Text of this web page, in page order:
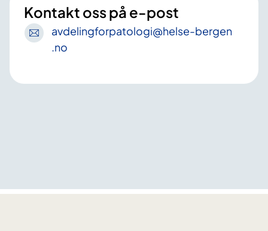
Kontakt oss på e-post
avdelingforpatologi@helse-bergen
.no